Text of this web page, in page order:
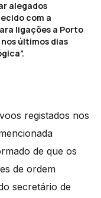
alegados
com a
ligações a Porto
últimos dias
registados nos
de que os
de ordem
secretário de